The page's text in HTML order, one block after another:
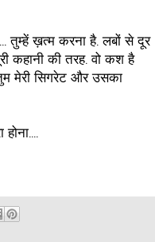
तुम्हें ख़त्म करना है. लबों से दूर
कहानी की तरह. वो कश है
मेरी सिगरेट और उसका